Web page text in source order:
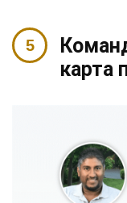
карта